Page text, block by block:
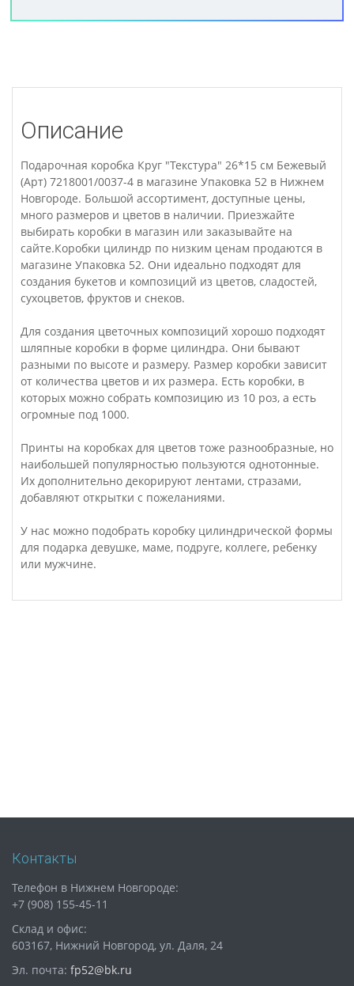
Описание
Подарочная коробка Круг "Текстура" 26*15 см Бежевый
(Арт) 7218001/0037-4 в магазине Упаковка 52 в Нижнем
Новгороде. Большой ассортимент, доступные цены,
много размеров и цветов в наличии. Приезжайте
выбирать коробки в магазин или заказывайте на
сайте.Коробки цилиндр по низким ценам продаются в
магазине Упаковка 52. Они идеально подходят для
создания букетов и композиций из цветов, сладостей,
сухоцветов, фруктов и снеков.
Для создания цветочных композиций хорошо подходят
шляпные коробки в форме цилиндра. Они бывают
разными по высоте и размеру. Размер коробки зависит
от количества цветов и их размера. Есть коробки, в
которых можно собрать композицию из 10 роз, а есть
огромные под 1000.
Принты на коробках для цветов тоже разнообразные, но
наибольшей популярностью пользуются однотонные.
Их дополнительно декорируют лентами, стразами,
добавляют открытки с пожеланиями.
У нас можно подобрать коробку цилиндрической формы
для подарка девушке, маме, подруге, коллеге, ребенку
или мужчине.
Контакты
Телефон в Нижнем Новгороде:
+7 (908) 155-45-11
Склад и офис:
603167, Нижний Новгород, ул. Даля, 24
Эл. почта: fp52@bk.ru